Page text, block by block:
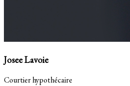
Josee Lavoie
Courtier hypothécaire